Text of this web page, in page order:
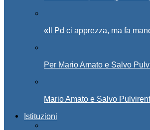
«Il Pd ci apprezza, ma fa
Per Mario Amato e Salvo
Mario Amato e Salvo
Istituzioni